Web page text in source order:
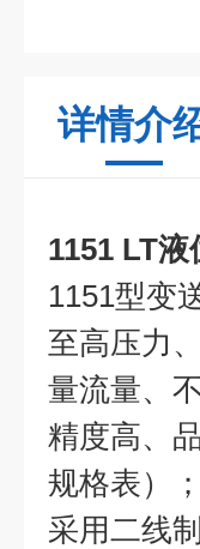
详情介
1151 LT
1151型变
至高压力
量流量、
精度高、
规格表）；
采用二线